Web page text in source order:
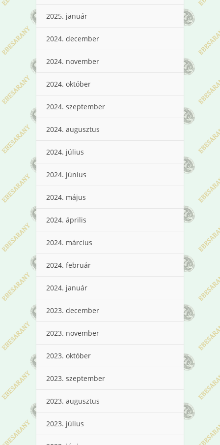
2025. január
2024. december
2024. november
2024. október
2024. szeptember
2024. augusztus
2024. július
2024. június
2024. május
2024. április
2024. március
2024. február
2024. január
2023. december
2023. november
2023. október
2023. szeptember
2023. augusztus
2023. július